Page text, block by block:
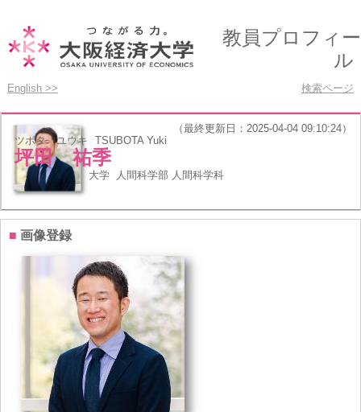
教員プロフィー
ル
English >> 検索ページ
（最終更新日：2025-04-04 09:10:24）
ツボタ ユウキ
TSUBOTA Yuki
坪田 祐季
所属大阪経済大学 人間科学部 人間科学科
職種准教授
■ 画像登録